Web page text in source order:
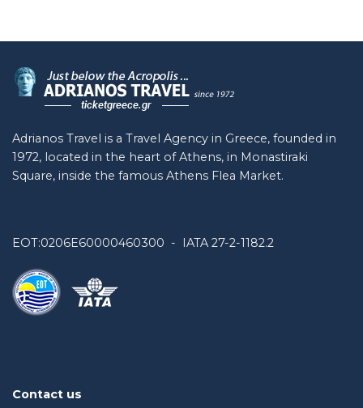
Adrianos Travel is a Travel Agency in Greece, founded in
1972, located in the heart of Athens, in Monastiraki
Square, inside the famous Athens Flea Market.
EOT:0206E60000460300 - IATA 27-2-1182.2
Contact us